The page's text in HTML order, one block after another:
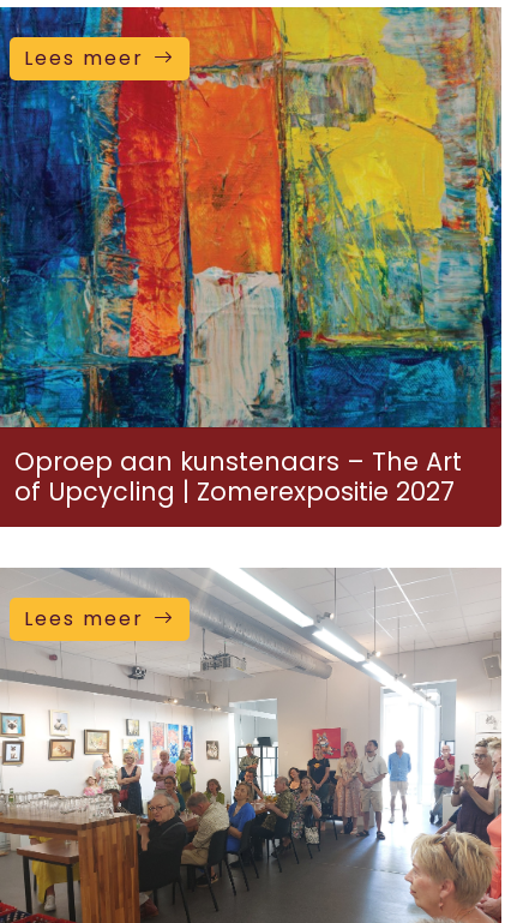
Lees meer
Oproep aan kunstenaars – The Art
of Upcycling | Zomerexpositie 2027
Lees meer